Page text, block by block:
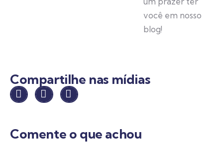
você em nosso
blog!
Compartilhe nas mídias
Comente o que achou